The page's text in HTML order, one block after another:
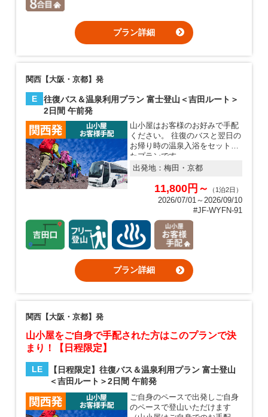
プラン詳細
関西【大阪・京都】発
E
往復バス＆温泉利用プラン 富士登山＜吉田ルート＞
2日間 午前発
山小屋はお客様のお好みで手配
ください。 往復のバスと翌日の
お帰り時の温泉入浴をセットし
たプランです。
出発地： 梅田・京都
11,800円～ （1泊2日）
2026/07/01～2026/09/10
#JF-WYFN-91
プラン詳細
関西【大阪・京都】発
山小屋をご自身で手配された方はこのプランで決
まり！【日程限定】
LE
【日程限定】往復バス＆温泉利用プラン 富士登山
＜吉田ルート＞2日間 午前発
ご自身のペースで出発しご自身
のペースで登山いただけます